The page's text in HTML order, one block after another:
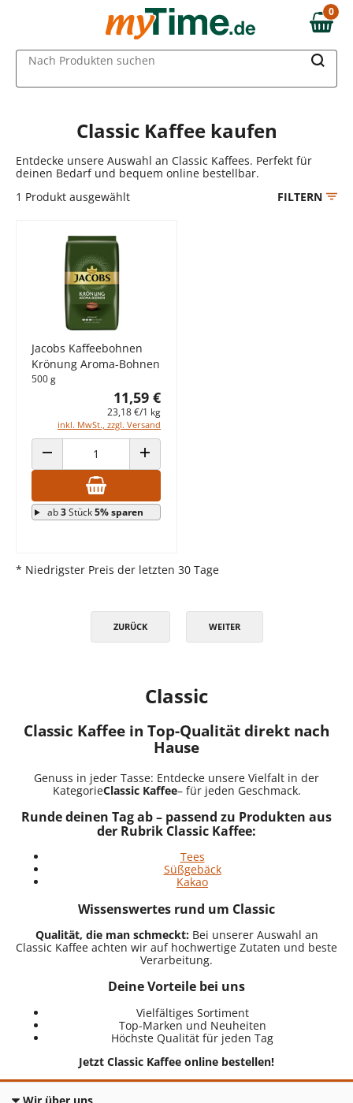
Zum Hauptinhalt springen
Zur Navigation springen
Zur Suche springen
0,00 €
0
Nach Produkten suchen
Classic Kaffee kaufen
Entdecke unsere Auswahl an Classic Kaffees. Perfekt für
deinen Bedarf und bequem online bestellbar.
1 Produkt ausgewählt FILTERN
Jacobs Kaffeebohnen
Krönung Aroma-Bohnen
500 g
11,59 €
23,18 €/1 kg
inkl. MwSt., zzgl. Versand
ANZAHL VERRINGERN ANZAHL ERHÖHEN
ab3Stück5% sparen
* Niedrigster Preis der letzten 30 Tage
ZURÜCK WEITER
Classic
Classic Kaffee in Top-Qualität direkt nach
Hause
Genuss in jeder Tasse: Entdecke unsere Vielfalt in der
KategorieClassic Kaffee– für jeden Geschmack.
Runde deinen Tag ab – passend zu Produkten aus
der Rubrik Classic Kaffee:
Tees
Süßgebäck
Kakao
Wissenswertes rund um Classic
Qualität, die man schmeckt:Bei unserer Auswahl an
Classic Kaffee achten wir auf hochwertige Zutaten und beste
Verarbeitung.
Deine Vorteile bei uns
Vielfältiges Sortiment
Top-Marken und Neuheiten
Höchste Qualität für jeden Tag
Jetzt Classic Kaffee online bestellen!